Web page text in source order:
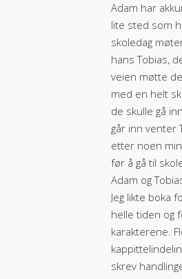
Adam har
lite sted som
skoledag
hans Tobias,
veien møtte
med en helt
de skulle gå
går inn venter
etter noen
før å gå til
Adam og
Jeg likte boka
helle tiden og
karakterene.
skrev